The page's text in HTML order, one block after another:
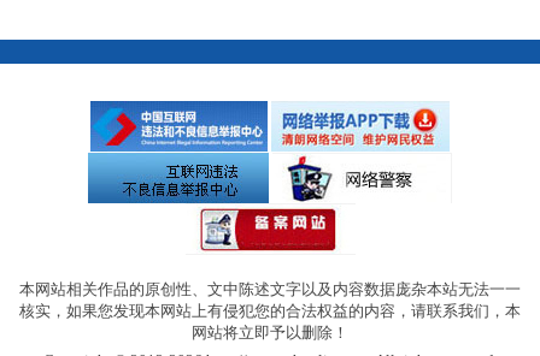
本网站相关作品的原创性、文中陈述文字以及内容数据庞杂本站无法一一
核实，如果您发现本网站上有侵犯您的合法权益的内容，请联系我们，本
网站将立即予以删除！